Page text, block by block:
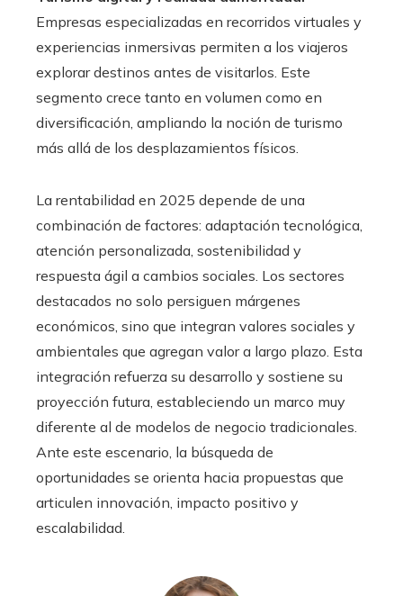
Empresas especializadas en recorridos virtuales y
experiencias inmersivas permiten a los viajeros
explorar destinos antes de visitarlos. Este
segmento crece tanto en volumen como en
diversificación, ampliando la noción de turismo
más allá de los desplazamientos físicos.
La rentabilidad en 2025 depende de una
combinación de factores: adaptación tecnológica,
atención personalizada, sostenibilidad y
respuesta ágil a cambios sociales. Los sectores
destacados no solo persiguen márgenes
económicos, sino que integran valores sociales y
ambientales que agregan valor a largo plazo. Esta
integración refuerza su desarrollo y sostiene su
proyección futura, estableciendo un marco muy
diferente al de modelos de negocio tradicionales.
Ante este escenario, la búsqueda de
oportunidades se orienta hacia propuestas que
articulen innovación, impacto positivo y
escalabilidad.